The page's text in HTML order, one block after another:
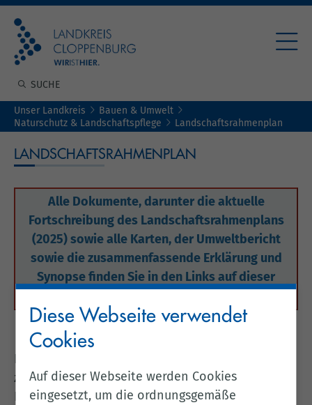
Unser Landkreis
Bauen & Umwelt
Naturschutz & Landschaftspflege
Landschaftsrahmenplan
LANDSCHAFTSRAHMENPLAN
Alle Dokumente, darunter die aktuelle
Fortschreibung des Landschaftsrahmenplans
(2025) sowie alle Karten, der Umweltbericht
sowie die zusammenfassende Erklärung und
Synopse finden Sie in den Links auf dieser
Der
zentrales Fachgutachten des behördlichen
Naturschutzes. Er dokumentiert den Zustand von
Diese Webseite verwendet
Cookies
Auf dieser Webseite werden Cookies
eingesetzt, um die ordnungsgemäße